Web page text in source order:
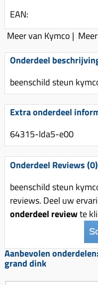
Powerfilter
Schakel (delen)
Spruitstuk (delen)
Uitlaten compleet
Uitlaat bocht
Radiateur (delen)
Waterpomp (delen)
V-snaren
Variorolsets
Pulley
Voor tandwielen
Stuur (delen)
Remblokken
Rem (delen)
Remhevels
Remsegmenten
Remschijven
Voorrem kabel
Voorvork
Wiel (delen)
Zadel
Kickstart (delen)
Stickers
Stuurslot
Regenkleding
Vespa accessoires
Voordragers
Accessoires overig
Zadel
EAN:
Meer van Kymco |
Onderdeel
beenschild steun
Extra onderdeel
64315-lda5-e00
Onderdeel Reviews (0)
beenschild steun
reviews. Deel uw
onderdeel reviewte
Aanbevolen
grand dink